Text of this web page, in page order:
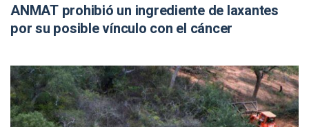
ANMAT prohibió un ingrediente de laxantes
por su posible vínculo con el cáncer